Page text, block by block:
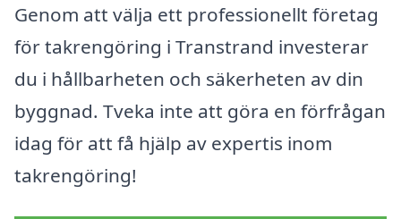
Genom att välja ett professionellt företag
för takrengöring i Transtrand investerar
du i hållbarheten och säkerheten av din
byggnad. Tveka inte att göra en förfrågan
idag för att få hjälp av expertis inom
takrengöring!